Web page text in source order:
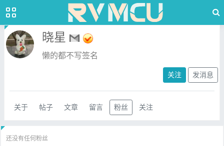
晓星
懒的都不写签名
关注 发消息
关于 帖子 文章 留言 粉丝 关注
还没有任何粉丝